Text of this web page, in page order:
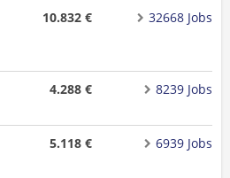
10.832 € 32668 Jobs
4.288 € 8239 Jobs
5.118 € 6939 Jobs